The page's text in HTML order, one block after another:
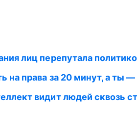
лиц перепутала
на права за 20 минут, а ты —
видит людей сквозь